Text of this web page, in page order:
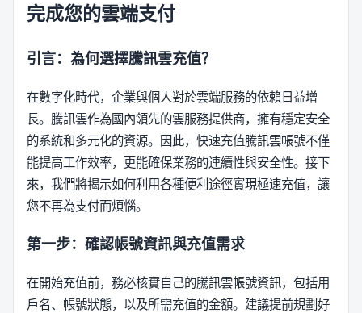
完成您的雲端支付
引言：為何選擇騰訊雲充值？
在數字化時代，企業與個人對於雲端服務的依賴日益增
長。騰訊雲作為國內領先的雲服務提供商，擁有穩定安全
的系統和多元化的資源。因此，快速充值騰訊雲帳號不僅
能提高工作效率，更能確保業務的連續性與安全性。接下
來，我們將揭示如何利用各種便利途徑實現極速充值，讓
您不再為支付而煩惱。
第一步：確認帳號資訊與充值需求
在開始充值前，務必核實自己的騰訊雲帳號資訊，包括用
戶名、帳號狀態，以及所需充值的金額。建議提前規劃好